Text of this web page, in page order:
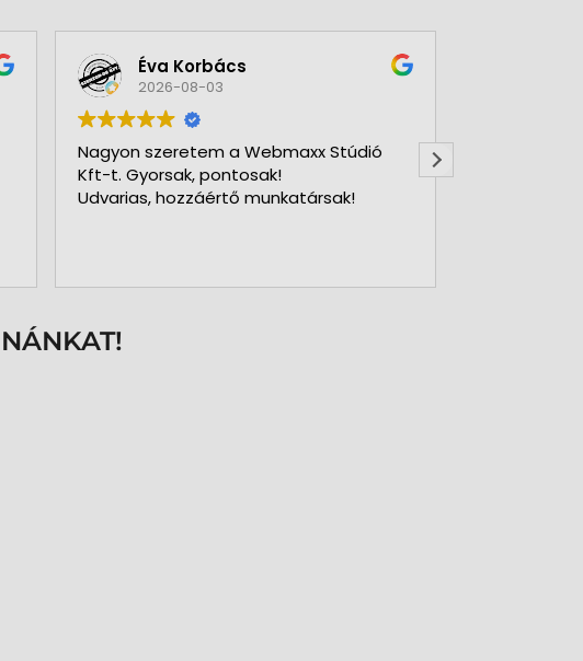
Éva Korbács
2026-08-03
Nagyon szeretem a Webmaxx Stúdió
Kft-t. Gyorsak, pontosak!
Udvarias, hozzáértő munkatársak!